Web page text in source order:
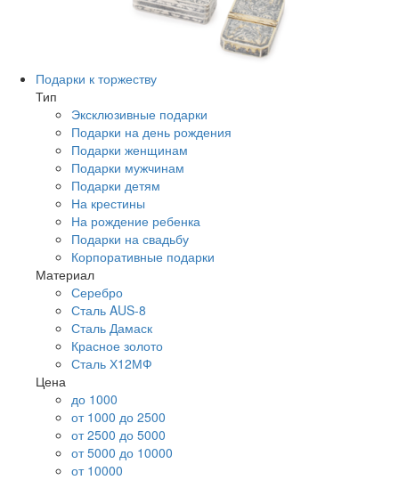
Подарки к торжеству
Тип
Эксклюзивные подарки
Подарки на день рождения
Подарки женщинам
Подарки мужчинам
Подарки детям
На крестины
На рождение ребенка
Подарки на свадьбу
Корпоративные подарки
Материал
Серебро
Сталь AUS-8
Сталь Дамаск
Красное золото
Сталь Х12МФ
Цена
до 1000
от 1000 до 2500
от 2500 до 5000
от 5000 до 10000
от 10000